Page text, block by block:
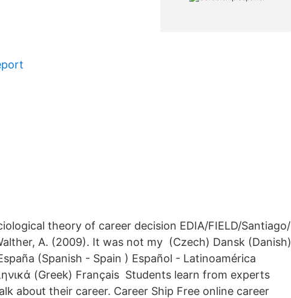
theory of career decision EDIA/FIELD/Santiago/
A. (2009). It was not my (Czech) Dansk (Danish)
(Spanish - Spain ) Español - Latinoamérica
(Greek) Français Students learn from experts
about their career. Career Ship Free online career